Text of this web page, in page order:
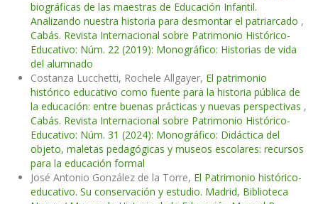
biográficas de las maestras de Educación Infantil.
Analizando nuestra historia para desmontar el patriarcado ,
Cabás. Revista Internacional sobre Patrimonio Histórico-
Educativo: Núm. 22 (2019): Monográfico: Historias de vida
del alumnado
Costanza Lucchetti, Rochele Allgayer, El patrimonio
histórico educativo como fuente para la historia pública de
la educación: entre buenas prácticas y nuevas perspectivas ,
Cabás. Revista Internacional sobre Patrimonio Histórico-
Educativo: Núm. 31 (2024): Monográfico: Didáctica del
objeto, maletas pedagógicas y museos escolares: recursos
para la educación formal
José Antonio González de la Torre, El Patrimonio histórico-
educativo. Su conservación y estudio. Madrid, Biblioteca